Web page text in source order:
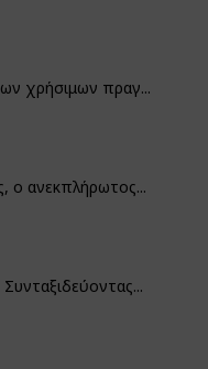
χρήσιμων πραγ...
ο ανεκπλήρωτος...